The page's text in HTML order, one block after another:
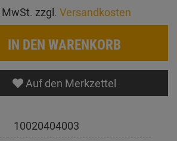
MwSt. zzgl. Versandkosten
IN DEN WARENKORB
Auf den Merkzettel
10020404003